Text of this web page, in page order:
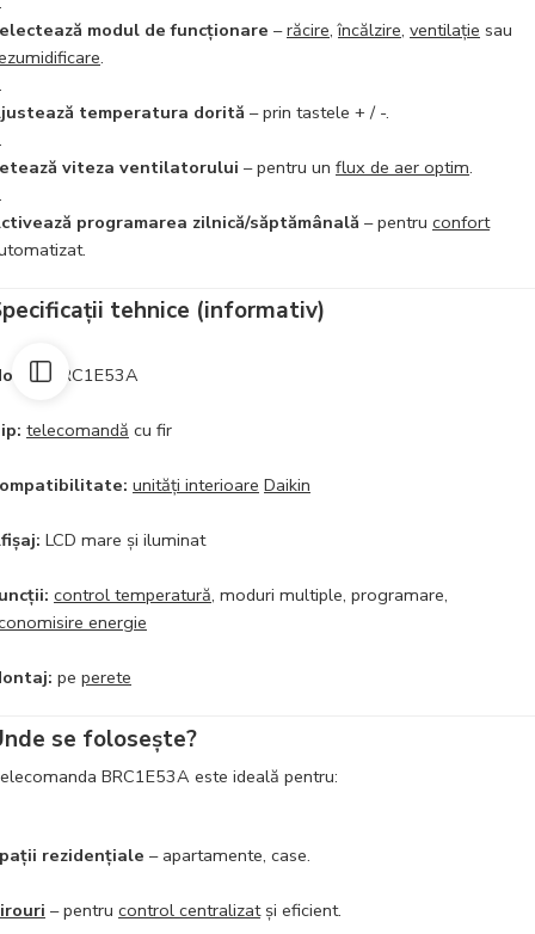
modul de funcționare –răcire,încălzire, ventilație sau
.
temperatura dorită – prin tastele + / -.
viteza ventilatorului – pentru un flux de aer optim.
programarea zilnică/săptămânală – pentru confort
tehnice (informativ)
BRC1E53A
telecomandă cu fir
unități interioare Daikin
LCD mare și iluminat
control temperatură, moduri multiple, programare,
energie
pe perete
se folosește?
BRC1E53A este ideală pentru:
rezidențiale – apartamente, case.
– pentru control centralizatși eficient.